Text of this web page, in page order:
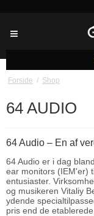
Forside / Shop
64 AUDIO
64 Audio – En af
64 Audio er i dag
ear monitors (IEM'er)
entusiaster.
og musikeren Vitaliy
ydende
pris end de